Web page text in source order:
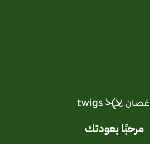
مرحبًا بعودتك